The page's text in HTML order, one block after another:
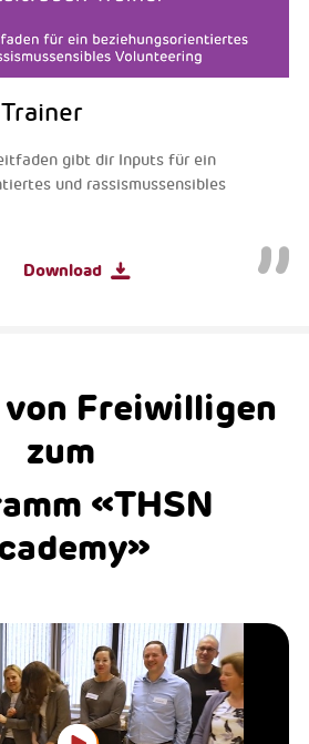
gibt dir Inputs für ein
und rassismussensibles
Download
Freiwilligen
zum
«THSN